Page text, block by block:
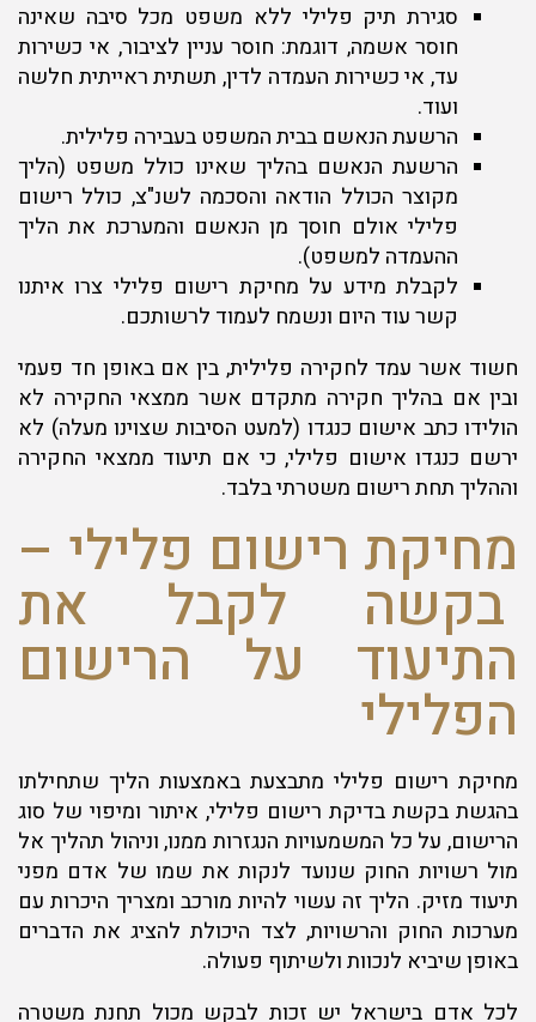
סגירת תיק פלילי ללא משפט מכל סיבה שאינה
חוסר אשמה, דוגמת: חוסר עניין לציבור, אי כשירות
עד, אי כשירות העמדה לדין, תשתית ראייתית חלשה
ועוד.
הרשעת הנאשם בבית המשפט בעבירה פלילית.
הרשעת הנאשם בהליך שאינו כולל משפט (הליך
מקוצר הכולל הודאה והסכמה לשנ"צ, כולל רישום
פלילי אולם חוסך מן הנאשם והמערכת את הליך
ההעמדה למשפט).
לקבלת מידע על מחיקת רישום פלילי צרו איתנו
קשר עוד היום ונשמח לעמוד לרשותכם.
חשוד אשר עמד לחקירה פלילית, בין אם באופן חד פעמי
ובין אם בהליך חקירה מתקדם אשר ממצאי החקירה לא
הולידו כתב אישום כנגדו (למעט הסיבות שצוינו מעלה) לא
ירשם כנגדו אישום פלילי, כי אם תיעוד ממצאי החקירה
וההליך תחת רישום משטרתי בלבד.
מחיקת רישום פלילי –
בקשה לקבל את
התיעוד על הרישום
הפלילי
מחיקת רישום פלילי מתבצעת באמצעות הליך שתחילתו
בהגשת בקשת בדיקת רישום פלילי, איתור ומיפוי של סוג
הרישום, על כל המשמעויות הנגזרות ממנו, וניהול תהליך אל
מול רשויות החוק שנועד לנקות את שמו של אדם מפני
תיעוד מזיק. הליך זה עשוי להיות מורכב ומצריך היכרות עם
מערכות החוק והרשויות, לצד היכולת להציג את הדברים
באופן שיביא לנכוות ולשיתוף פעולה.
לכל אדם בישראל יש זכות לבקש מכול תחנת משטרה